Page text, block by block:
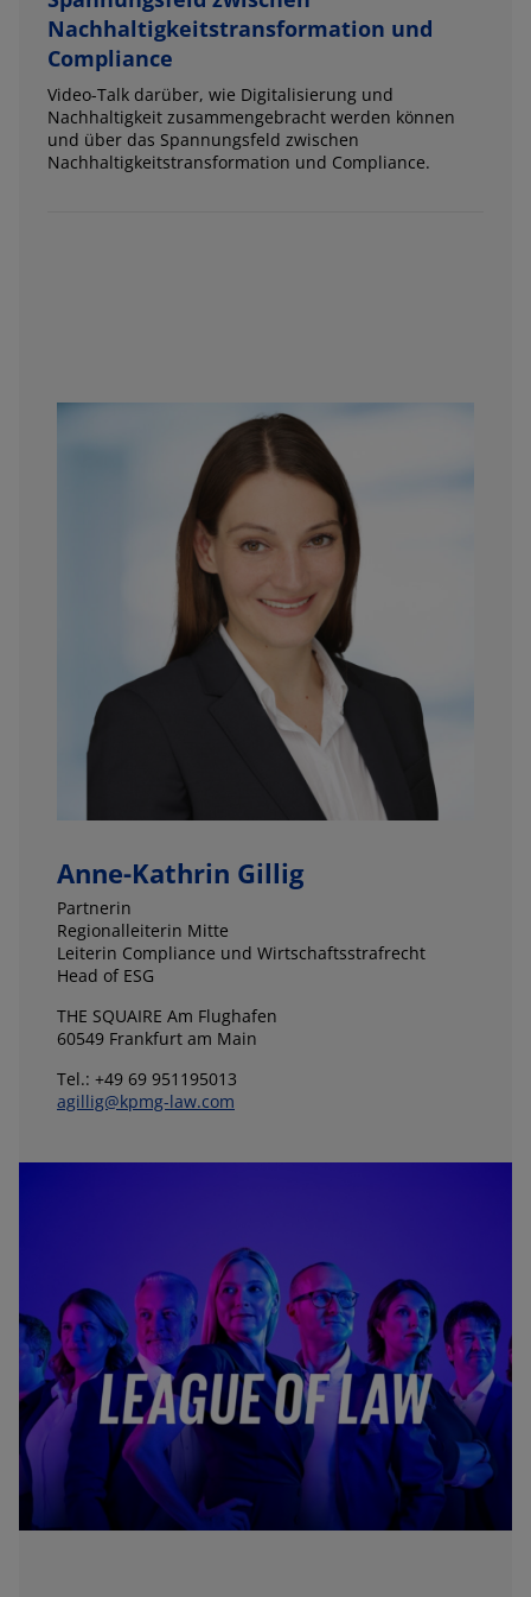
Nachhaltigkeitstransformation und
Compliance
Video-Talk darüber, wie Digitalisierung und
Nachhaltigkeit zusammengebracht werden können
und über das Spannungsfeld zwischen
Nachhaltigkeitstransformation und Compliance.
Anne-Kathrin Gillig
Partnerin
Regionalleiterin Mitte
Leiterin Compliance und Wirtschaftsstrafrecht
Head of ESG
THE SQUAIRE Am Flughafen
60549 Frankfurt am Main
Tel.: +49 69 951195013
agillig@kpmg-law.com